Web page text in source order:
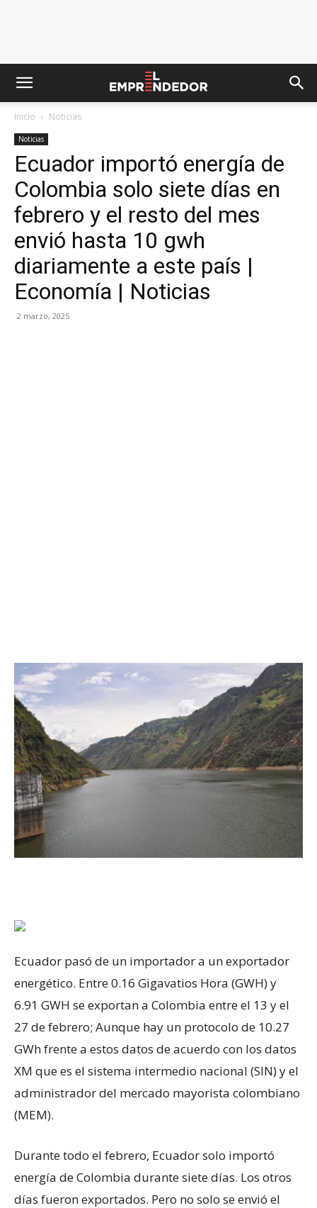
Inicio Noticias
Noticias
Ecuador importó energía de
Colombia solo siete días en
febrero y el resto del mes
envió hasta 10 gwh
diariamente a este país |
Economía | Noticias
2 marzo, 2025
Ecuador pasó de un importador a un exportador
energético. Entre 0.16 Gigavatios Hora (GWH) y
6.91 GWH se exportan a Colombia entre el 13 y el
27 de febrero; Aunque hay un protocolo de 10.27
GWh frente a estos datos de acuerdo con los datos
XM que es el sistema intermedio nacional (SIN) y el
administrador del mercado mayorista colombiano
(MEM).
Durante todo el febrero, Ecuador solo importó
energía de Colombia durante siete días. Los otros
días fueron exportados. Pero no solo se envió el